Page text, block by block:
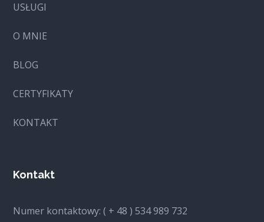
USŁUGI
O MNIE
BLOG
CERTYFIKATY
KONTAKT
Kontakt
Numer kontaktowy: ( + 48 ) 534 989 732